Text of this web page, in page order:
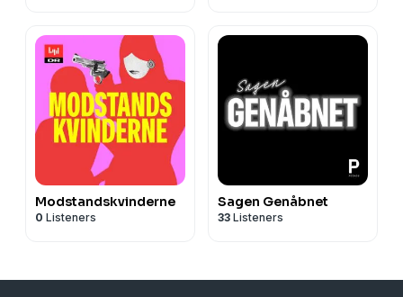
Modstandskvinderne
0 Listeners
Sagen Genåbnet
33 Listeners